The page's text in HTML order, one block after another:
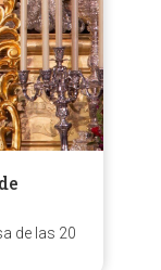
de las 20